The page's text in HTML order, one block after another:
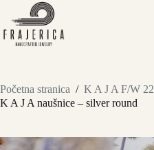
Preskoči
sadržaj
Početna stranica / K A J A F/W 22
K A J A naušnice – silver round